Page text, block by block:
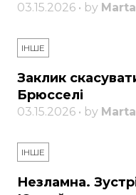
03.15.2026 • by
ІНШЕ
Заклик
Брюсселі
03.15.2026 • by
ІНШЕ
Незламна.